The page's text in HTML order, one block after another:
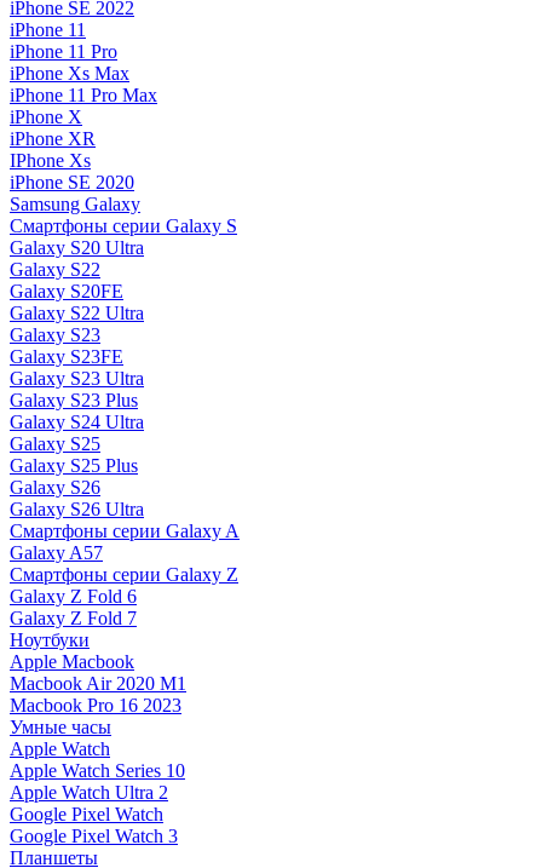
iPhone SE 2022
iPhone 11
iPhone 11 Pro
iPhone Xs Max
iPhone 11 Pro Max
iPhone X
iPhone XR
IPhone Xs
iPhone SE 2020
Samsung Galaxy
Смартфоны серии Galaxy S
Galaxy S20 Ultra
Galaxy S22
Galaxy S20FE
Galaxy S22 Ultra
Galaxy S23
Galaxy S23FE
Galaxy S23 Ultra
Galaxy S23 Plus
Galaxy S24 Ultra
Galaxy S25
Galaxy S25 Plus
Galaxy S26
Galaxy S26 Ultra
Смартфоны серии Galaxy A
Galaxy A57
Смартфоны серии Galaxy Z
Galaxy Z Fold 6
Galaxy Z Fold 7
Ноутбуки
Apple Macbook
Macbook Air 2020 M1
Macbook Pro 16 2023
Умные часы
Apple Watch
Apple Watch Series 10
Apple Watch Ultra 2
Google Pixel Watch
Google Pixel Watch 3
Планшеты